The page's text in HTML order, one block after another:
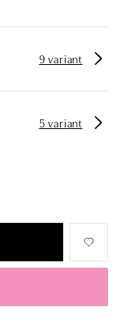
9 variant
5 variant